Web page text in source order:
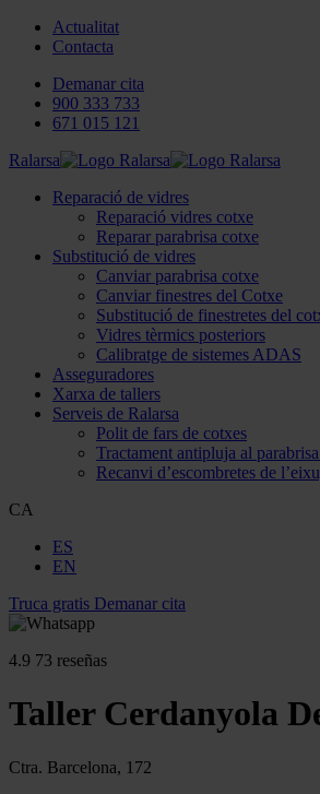
Actualitat
Contacta
Demanar cita
900 333 733
671 015 121
Ralarsa
Reparació de vidres
Reparació vidres cotxe
Reparar parabrisa cotxe
Substitució de vidres
Canviar parabrisa cotxe
Canviar finestres del Cotxe
Substitució de finestretes del
Vidres tèrmics posteriors
Calibratge de sistemes ADAS
Asseguradores
Xarxa de tallers
Serveis de Ralarsa
Polit de fars de cotxes
Tractament antipluja al
Recanvi d’escombretes de
CA
ES
EN
Truca gratis Demanar cita
4.9 73 reseñas
Taller Cerdanyola
Ctra. Barcelona, 172